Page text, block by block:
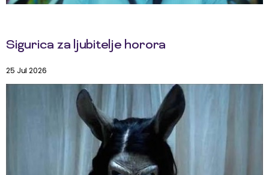
Sigurica za ljubitelje horora
25 Jul 2026